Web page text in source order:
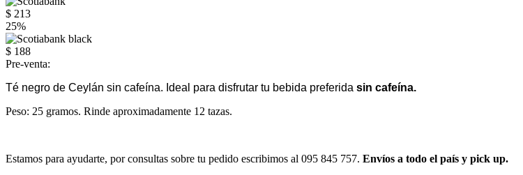
$ 213
25%
$ 188
Pre-venta:
Té negro de Ceylán sin cafeína. Ideal para disfrutar tu bebida preferida sin cafeína.
Peso: 25 gramos. Rinde aproximadamente 12 tazas.
Estamos para ayudarte, por consultas sobre tu pedido escribimos al 095 845 757. Envíos a todo el país y pick up.